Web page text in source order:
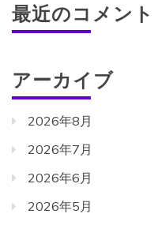
最近のコメント
アーカイブ
2026年8月
2026年7月
2026年6月
2026年5月